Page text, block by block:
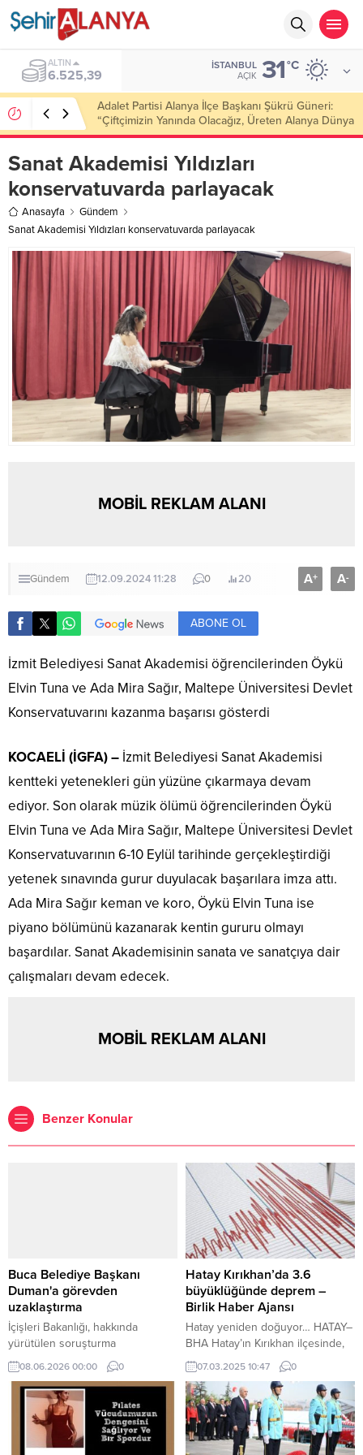
ALTIN
6.525,39
İSTANBUL
AÇIK 31°C
Adalet Partisi Alanya İlçe Başkanı Şükrü Güneri:
“Çiftçimizin Yanında Olacağız, Üreten Alanya Dünya
Markası Olacak”
Sanat Akademisi Yıldızları
konservatuvarda parlayacak
Anasayfa
Gündem
Sanat Akademisi Yıldızları konservatuvarda parlayacak
MOBİL REKLAM ALANI
Gündem 12.09.2024 11:28 0 20 A+ A-
ABONE OL
İzmit Belediyesi Sanat Akademisi öğrencilerinden Öykü
Elvin Tuna ve Ada Mira Sağır, Maltepe Üniversitesi Devlet
Konservatuvarını kazanma başarısı gösterdi
KOCAELİ (İGFA) – İzmit Belediyesi Sanat Akademisi
kentteki yetenekleri gün yüzüne çıkarmaya devam
ediyor. Son olarak müzik ölümü öğrencilerinden Öykü
Elvin Tuna ve Ada Mira Sağır, Maltepe Üniversitesi Devlet
Konservatuvarının 6-10 Eylül tarihinde gerçekleştirdiği
yetenek sınavında gurur duyulacak başarılara imza attı.
Ada Mira Sağır keman ve koro, Öykü Elvin Tuna ise
piyano bölümünü kazanarak kentin gururu olmayı
başardılar. Sanat Akademisinin sanata ve sanatçıya dair
çalışmaları devam edecek.
MOBİL REKLAM ALANI
Benzer Konular
Buca Belediye Başkanı
Duman'a görevden
uzaklaştırma
İçişleri Bakanlığı, hakkında
yürütülen soruşturma
kapsamında tutuklanan Buca
Belediye Başkanı Görkem
Duman’ın görevden
uzaklaştırıldığını açıkladı.
08.06.2026 00:00 0
Hatay Kırıkhan’da 3.6
büyüklüğünde deprem –
Birlik Haber Ajansı
Hatay yeniden doğuyor… HATAY–
BHA Hatay’ın Kırıkhan ilçesinde,
saat 09:45’te 3.6 büyüklüğünde
bir deprem meydana geldi. Afet
ve Acil Durum Yönetimi
Başkanlığı (AFAD) verilerine göre,
depremin merkez üssü 36.52667
kuzey enlemi ve 36.42139 doğu
07.03.2025 10:47 0